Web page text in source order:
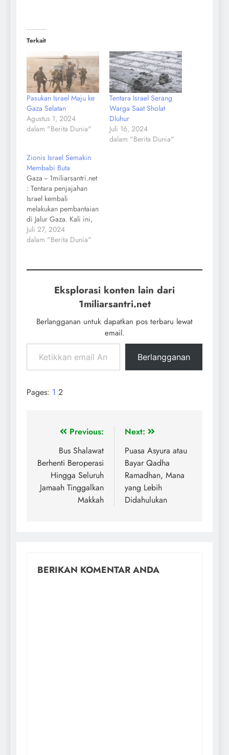
Terkait
Pasukan Israel Maju ke
Gaza Selatan
Agustus 1, 2024
dalam "Berita Dunia"
Tentara Israel Serang
Warga Saat Sholat
Dluhur
Juli 16, 2024
dalam "Berita Dunia"
Zionis Israel Semakin
Membabi Buta
Gaza -- 1miliarsantri.net
: Tentara penjajahan
Israel kembali
melakukan pembantaian
di Jalur Gaza. Kali ini,
sekitar 50 orang syahid
dalam pemboman
selatan Jalur Gaza,
anak-anak dan
perempuan. Petugas
kondisi di rumah sakit
darah'. Kantor berita…
Juli 27, 2024
dalam "Berita Dunia"
Eksplorasi konten lain dari
1miliarsantri.net
Berlangganan untuk dapatkan pos terbaru lewat
email.
Berlangganan
Pages: 1 2
Previous:
Bus Shalawat
Berhenti Beroperasi
Hingga Seluruh
Jamaah Tinggalkan
Makkah
Next:
Puasa Asyura atau
Bayar Qadha
Ramadhan, Mana
yang Lebih
Didahulukan
BERIKAN KOMENTAR ANDA